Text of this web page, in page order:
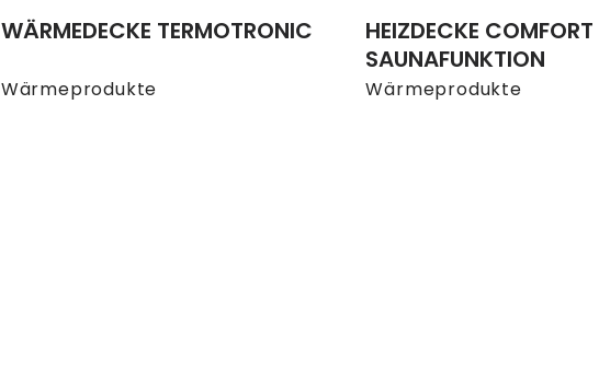
Wärmeprodukte
WÄRMEDECKE TERMOTRONIC
Wärmeprodukte
HEIZDECKE
SAUNAFUNKTION